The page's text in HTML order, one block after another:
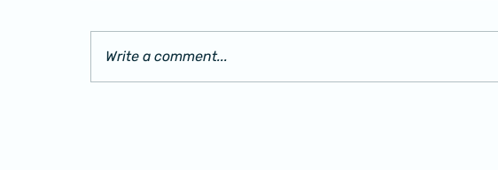
God Jul!
Write a comment...